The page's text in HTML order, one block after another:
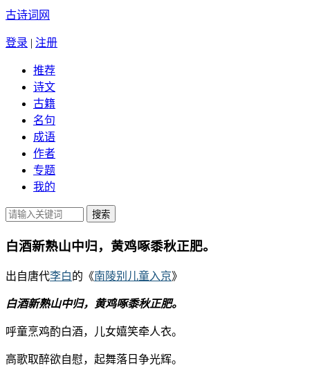
古诗词网
登录 | 注册
推荐
诗文
古籍
名句
成语
作者
专题
我的
白酒新熟山中归，黄鸡啄黍秋正肥。
出自唐代李白的《南陵别儿童入京》
白酒新熟山中归，黄鸡啄黍秋正肥。
呼童烹鸡酌白酒，儿女嬉笑牵人衣。
高歌取醉欲自慰，起舞落日争光辉。